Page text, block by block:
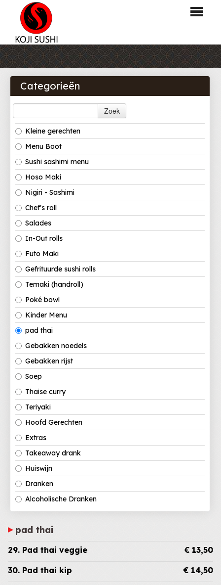
HOME
BESTELLEN
MENU
LOGIN
CONTACT
Categorieën
Zoek
Kleine gerechten
Menu Boot
Sushi sashimi menu
Hoso Maki
Nigiri - Sashimi
Chef's roll
Salades
In-Out rolls
Futo Maki
Gefrituurde sushi rolls
Temaki (handroll)
Poké bowl
Kinder Menu
pad thai
Gebakken noedels
Gebakken rijst
Soep
Thaise curry
Teriyaki
Hoofd Gerechten
Extras
Takeaway drank
Huiswijn
Dranken
Alcoholische Dranken
pad thai
29. Pad thai veggie € 13,50
30. Pad thai kip € 14,50